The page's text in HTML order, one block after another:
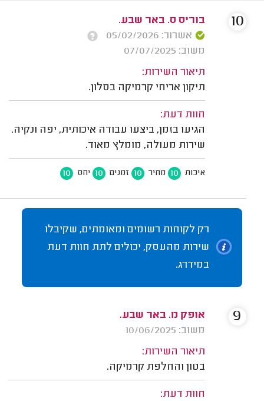
בוריס ס. באר שבע.
אשרור: 05/02/2026
משוב: 07/07/2025
תיאור השירות:
תיקון אריחי קרמיקה בסלון.
חוות דעת:
הגיעו בזמן, ביצעו עבודה איכותית, יפה ונקיה.
שירות מעולה, מומלץ מאוד.
איכות 10 מחיר 10 זמנים 10 יחס 10
10
רק לקוחות רשומים ומאומתים, שקיבלו
שירות מהעסק, יכולים לתת חוות דעת
במידרג.
אופק מ. באר שבע.
משוב: 10/06/2025
תיאור השירות:
בטון והחלפת קרמיקה.
חוות דעת:
9